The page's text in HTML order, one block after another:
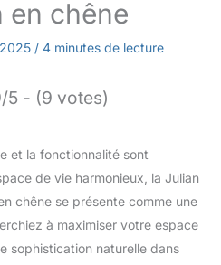
en chêne
/ 4 minutes de lecture
5 - (9 votes)
et la fonctionnalité sont
de vie harmonieux, la Julian
chêne se présente comme une
à maximiser votre espace
sophistication naturelle dans